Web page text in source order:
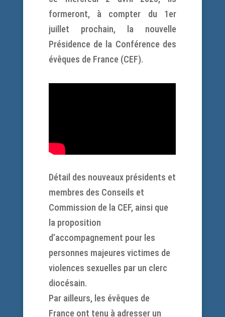
formeront, à compter du 1er
juillet prochain, la nouvelle
Présidence de la Conférence des
évêques de France (CEF).
Détail des nouveaux présidents et
membres des Conseils et
Commission de la CEF, ainsi que
la proposition
d’accompagnement pour les
personnes majeures victimes de
violences sexuelles par un clerc
diocésain.
Par ailleurs, les évêques de
France ont tenu à adresser un